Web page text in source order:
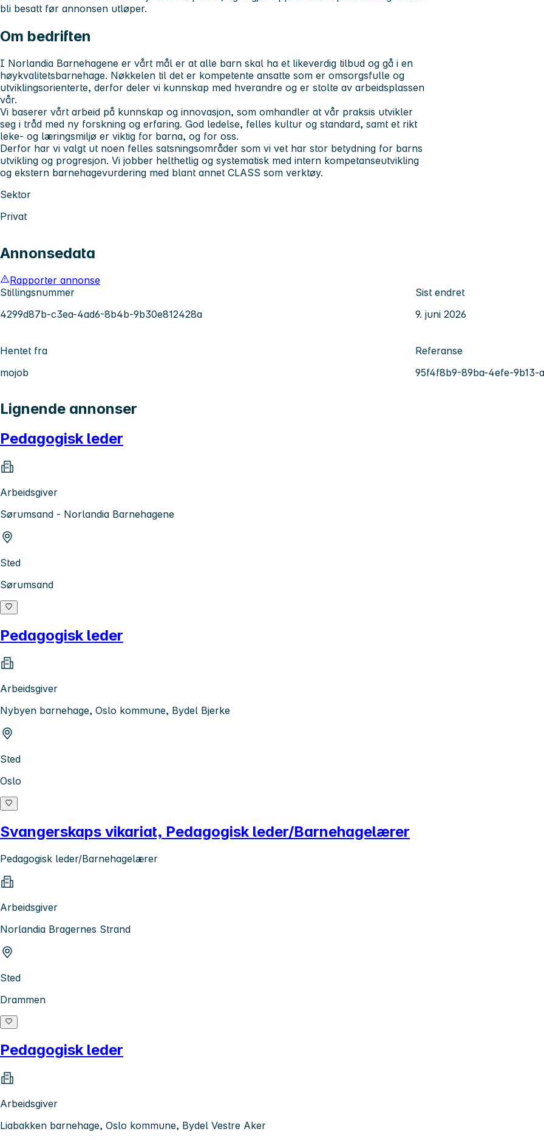
bli besatt før annonsen utløper.
Om bedriften
I Norlandia Barnehagene er vårt mål er at alle barn skal ha et likeverdig tilbud og gå i en
høykvalitetsbarnehage. Nøkkelen til det er kompetente ansatte som er omsorgsfulle og
utviklingsorienterte, derfor deler vi kunnskap med hverandre og er stolte av arbeidsplassen
vår.
Vi baserer vårt arbeid på kunnskap og innovasjon, som omhandler at vår praksis utvikler
seg i tråd med ny forskning og erfaring. God ledelse, felles kultur og standard, samt et rikt
leke- og læringsmiljø er viktig for barna, og for oss.
Derfor har vi valgt ut noen felles satsningsområder som vi vet har stor betydning for barns
utvikling og progresjon. Vi jobber helthetlig og systematisk med intern kompetanseutvikling
og ekstern barnehagevurdering med blant annet CLASS som verktøy.
Sektor
Privat
Annonsedata
Rapporter annonse
Stillingsnummer
4299d87b-c3ea-4ad6-8b4b-9b30e812428a
Sist endret
9. juni 2026
Hentet fra
mojob
Referanse
95f4f8b9-89ba-4efe-9b13-
Lignende annonser
Pedagogisk leder
Arbeidsgiver
Sørumsand - Norlandia Barnehagene
Sted
Sørumsand
Pedagogisk leder
Arbeidsgiver
Nybyen barnehage, Oslo kommune, Bydel Bjerke
Sted
Oslo
Svangerskaps vikariat, Pedagogisk leder/Barnehagelærer
Pedagogisk leder/Barnehagelærer
Arbeidsgiver
Norlandia Bragernes Strand
Sted
Drammen
Pedagogisk leder
Arbeidsgiver
Liabakken barnehage, Oslo kommune, Bydel Vestre Aker